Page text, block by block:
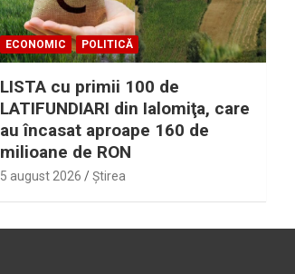
ECONOMIC POLITICĂ
LISTA cu primii 100 de
LATIFUNDIARI din Ialomiţa, care
au încasat aproape 160 de
milioane de RON
5 august 2026 Ştirea